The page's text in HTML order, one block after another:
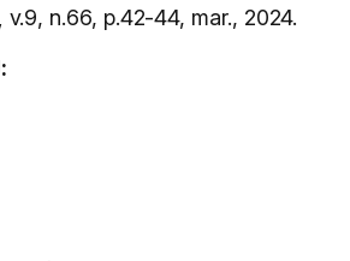
v.9, n.66, p.42-44, mar., 2024.